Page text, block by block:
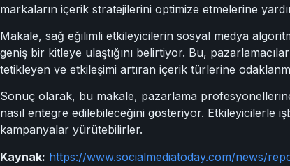
markaların içerik stratejilerini optimize etmelerine
Makale, sağ eğilimli etkileyicilerin sosyal medya
geniş bir kitleye ulaştığını belirtiyor. Bu,
tetikleyen ve etkileşimi artıran içerik türlerine
Sonuç olarak, bu makale, pazarlama
nasıl entegre edilebileceğini gösteriyor. Etkileyicilerle
kampanyalar yürütebilirler.
Kaynak: https://www.socialmediatoday.com/news/